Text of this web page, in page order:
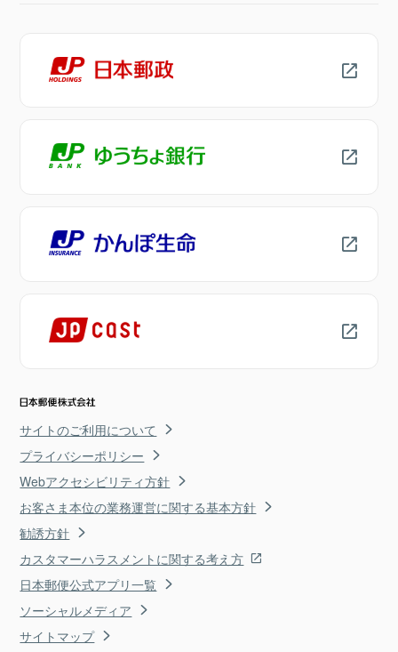
サイトのご利用について
プライバシーポリシー
Webアクセシビリティ方針
お客さま本位の業務運営に関する基本方針
勧誘方針
カスタマーハラスメントに関する考え方
日本郵便公式アプリ一覧
ソーシャルメディア
サイトマップ